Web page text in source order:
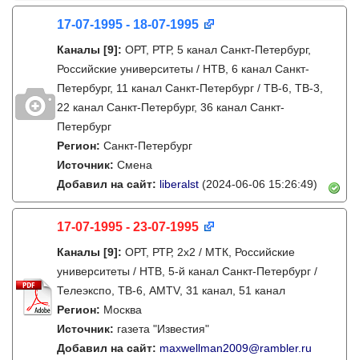
17-07-1995 - 18-07-1995
Каналы [9]: ОРТ, РТР, 5 канал Санкт-Петербург,
Российские университеты / НТВ, 6 канал Санкт-
Петербург, 11 канал Санкт-Петербург / ТВ-6, ТВ-3,
22 канал Санкт-Петербург, 36 канал Санкт-
Петербург
Регион: Санкт-Петербург
Источник: Смена
Добавил на сайт: liberalst (2024-06-06 15:26:49)
17-07-1995 - 23-07-1995
Каналы [9]: ОРТ, РТР, 2х2 / МТК, Российские
университеты / НТВ, 5-й канал Санкт-Петербург /
Телеэкспо, ТВ-6, AMTV, 31 канал, 51 канал
Регион: Москва
Источник: газета "Известия"
Добавил на сайт: maxwellman2009@rambler.ru